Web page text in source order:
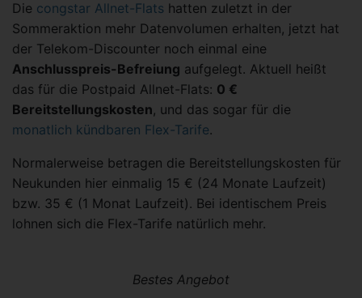
Die congstar Allnet-Flats hatten zuletzt in der
Sommeraktion mehr Datenvolumen erhalten, jetzt hat
der Telekom-Discounter noch einmal eine
Anschlusspreis-Befreiung aufgelegt. Aktuell heißt
das für die Postpaid Allnet-Flats: 0 €
Bereitstellungskosten, und das sogar für die
monatlich kündbaren Flex-Tarife.
Normalerweise betragen die Bereitstellungskosten für
Neukunden hier einmalig 15 € (24 Monate Laufzeit)
bzw. 35 € (1 Monat Laufzeit). Bei identischem Preis
lohnen sich die Flex-Tarife natürlich mehr.
Bestes Angebot